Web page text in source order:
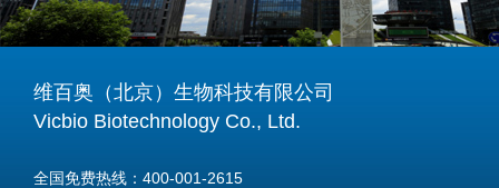
维百奥（北京）生物科技有限公司
Vicbio Biotechnology Co., Ltd.
全国免费热线：400-001-2615